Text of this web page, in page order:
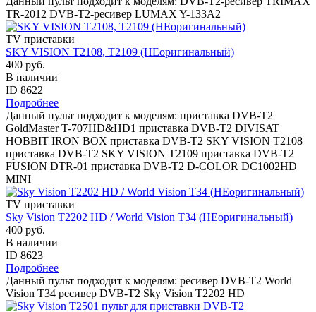
TR-2012 DVB-T2-ресивер LUMAX Y-133A2
TV приставки
SKY VISION T2108, T2109 (НЕоригинальный)
400 руб.
В наличии
ID 8622
Подробнее
Данный пульт подходит к моделям: приставка DVB-T2
GoldMaster T-707HD&HD1 приставка DVB-T2 DIVISAT
HOBBIT IRON BOX приставка DVB-T2 SKY VISION T2108
приставка DVB-T2 SKY VISION T2109 приставка DVB-T2
FUSION DTR-01 приставка DVB-T2 D-COLOR DC1002HD
MINI
TV приставки
Sky Vision T2202 HD / World Vision T34 (НЕоригинальный)
400 руб.
В наличии
ID 8623
Подробнее
Данный пульт подходит к моделям: ресивер DVB-T2 World
Vision T34 ресивер DVB-T2 Sky Vision T2202 HD